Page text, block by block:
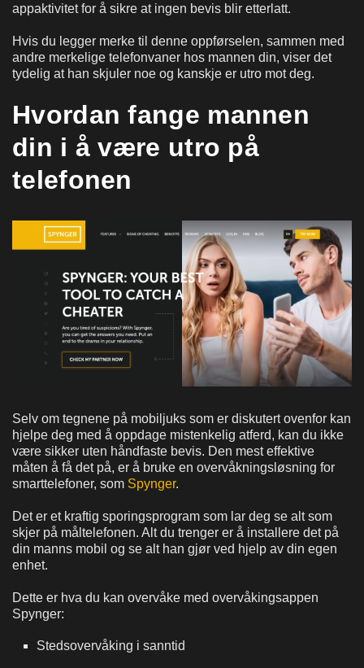
appaktivitet for å sikre at ingen bevis blir etterlatt.
Hvis du legger merke til denne oppførselen, sammen med
andre merkelige telefonvaner hos mannen din, viser det
tydelig at han skjuler noe og kanskje er utro mot deg.
Hvordan fange mannen
din i å være utro på
telefonen
Selv om tegnene på mobiljuks som er diskutert ovenfor kan
hjelpe deg med å oppdage mistenkelig atferd, kan du ikke
være sikker uten håndfaste bevis. Den mest effektive
måten å få det på, er å bruke en overvåkningsløsning for
smarttelefoner, som Spynger.
Det er et kraftig sporingsprogram som lar deg se alt som
skjer på måltelefonen. Alt du trenger er å installere det på
din manns mobil og se alt han gjør ved hjelp av din egen
enhet.
Dette er hva du kan overvåke med overvåkingsappen
Spynger:
Stedsovervåking i sanntid